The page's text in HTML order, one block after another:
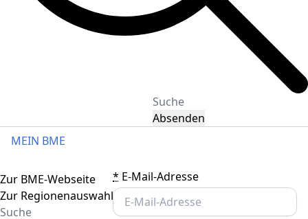
Absenden
MEIN BME
* E-Mail-Adresse
Toggle navigation
Zur BME-Webseite
Zur Regionenauswahl